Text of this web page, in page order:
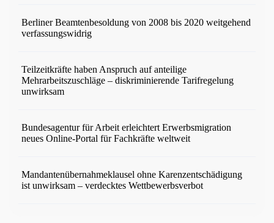
Berliner Beamtenbesoldung von 2008 bis 2020 weitgehend
verfassungswidrig
Teilzeitkräfte haben Anspruch auf anteilige
Mehrarbeitszuschläge – diskriminierende Tarifregelung
unwirksam
Bundesagentur für Arbeit erleichtert Erwerbsmigration
neues Online-Portal für Fachkräfte weltweit
Mandantenübernahmeklausel ohne Karenzentschädigung
ist unwirksam – verdecktes Wettbewerbsverbot